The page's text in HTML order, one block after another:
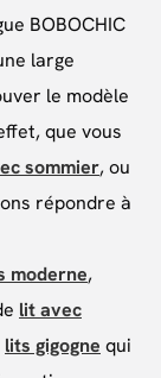
BOBOCHIC
large
le modèle
que vous
sommier, ou
répondre à
moderne,
lit avec
lits gigogne qui